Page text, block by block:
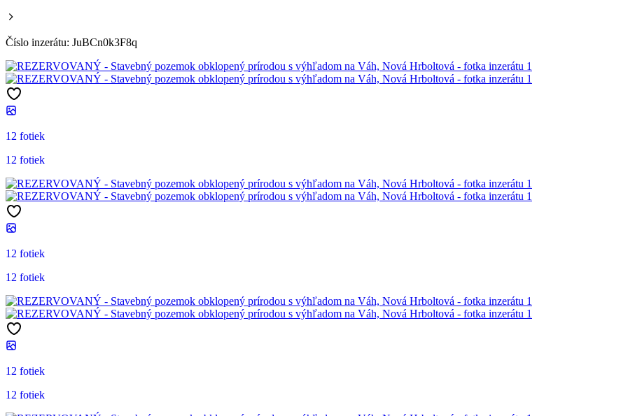
Číslo inzerátu: JuBCn0k3F8q
12 fotiek
12 fotiek
12 fotiek
12 fotiek
12 fotiek
12 fotiek